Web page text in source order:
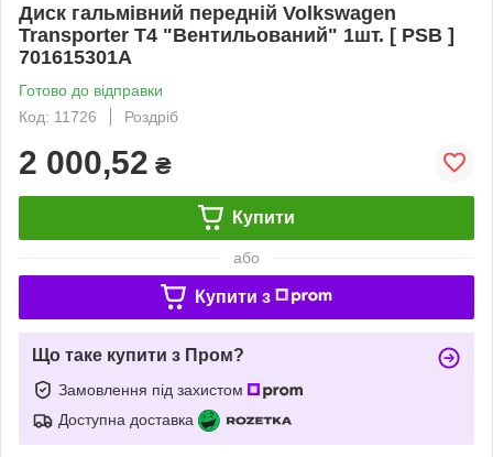
Диск гальмівний передній Volkswagen
Transporter T4 "Вентильований" 1шт. [ PSB ]
701615301A
Готово до відправки
Код: 11726
Роздріб
2 000,52 ₴
Купити
або
Купити з
Що таке купити з Пром?
Замовлення під захистом
Доступна доставка